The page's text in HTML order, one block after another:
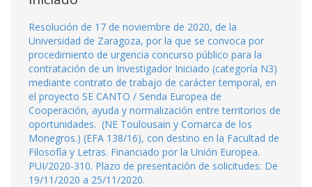
Resolución de 17 de noviembre de 2020, de la
Universidad de Zaragoza, por la que se convoca por
procedimiento de urgencia concurso público para la
contratación de un Investigador Iniciado (categoría N3)
mediante contrato de trabajo de carácter temporal, en
el proyecto SE CANTO / Senda Europea de
Cooperación, ayuda y normalización entre territorios de
oportunidades. (NE Toulousain y Comarca de los
Monegros.) (EFA 138/16), con destino en la Facultad de
Filosofía y Letras. Financiado por la Unión Europea.
PUI/2020-310. Plazo de presentación de solicitudes: De
19/11/2020 a 25/11/2020.